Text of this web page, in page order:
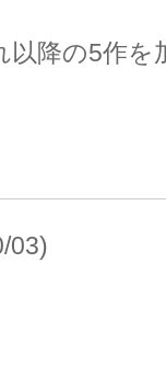
降の5作を
03)